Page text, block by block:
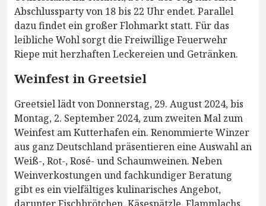
Abschlussparty von 18 bis 22 Uhr endet. Parallel
dazu findet ein großer Flohmarkt statt. Für das
leibliche Wohl sorgt die Freiwillige Feuerwehr
Riepe mit herzhaften Leckereien und Getränken.
Weinfest in Greetsiel
Greetsiel lädt von Donnerstag, 29. August 2024, bis
Montag, 2. September 2024, zum zweiten Mal zum
Weinfest am Kutterhafen ein. Renommierte Winzer
aus ganz Deutschland präsentieren eine Auswahl an
Weiß-, Rot-, Rosé- und Schaumweinen. Neben
Weinverkostungen und fachkundiger Beratung
gibt es ein vielfältiges kulinarisches Angebot,